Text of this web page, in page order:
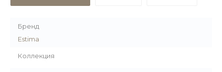
Бренд
Estima
Коллекция